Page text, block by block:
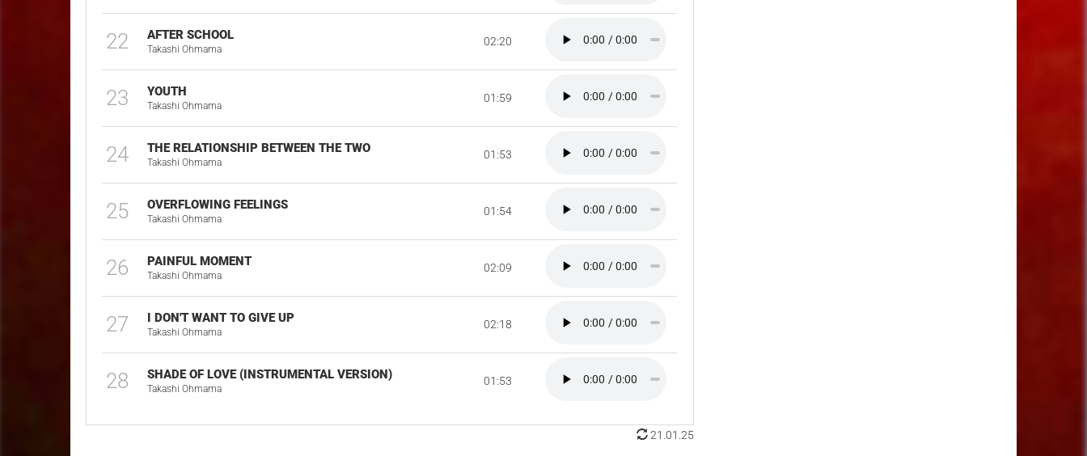
22 AFTER SCHOOL
Takashi Ohmama
02:20
23 YOUTH
Takashi Ohmama
01:59
24 THE RELATIONSHIP BETWEEN THE TWO
Takashi Ohmama
01:53
25 OVERFLOWING FEELINGS
Takashi Ohmama
01:54
26 PAINFUL MOMENT
Takashi Ohmama
02:09
27 I DON'T WANT TO GIVE UP
Takashi Ohmama
02:18
28 SHADE OF LOVE (INSTRUMENTAL VERSION)
Takashi Ohmama
01:53
21.01.25